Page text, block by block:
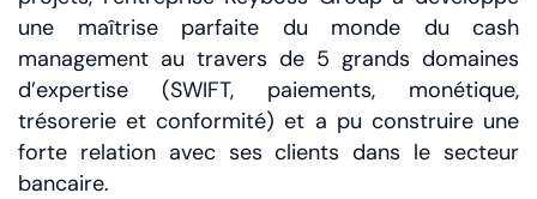
une maîtrise parfaite du monde du cash
management au travers de 5 grands domaines
d’expertise (SWIFT, paiements, monétique,
trésorerie et conformité) et a pu construire une
forte relation avec ses clients dans le secteur
bancaire.